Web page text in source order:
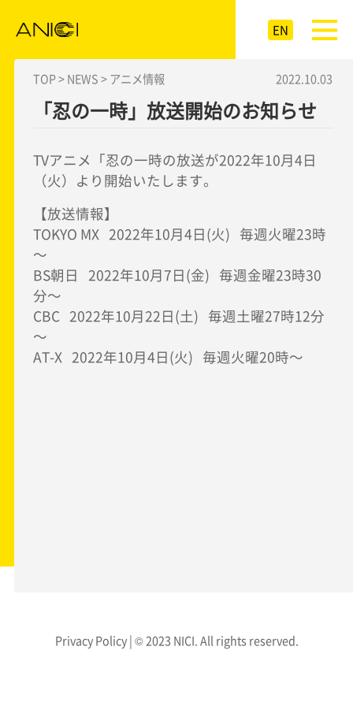
EN
TOP >NEWS >アニメ情報 2022.10.03
「忍の一時」放送開始のお知らせ
TVアニメ「忍の一時の放送が2022年10月4日
（火）より開始いたします。
【放送情報】
TOKYO MX 2022年10月4日(火) 毎週火曜23時
～
BS朝日 2022年10月7日(金) 毎週金曜23時30
分～
CBC 2022年10月22日(土) 毎週土曜27時12分
～
AT-X 2022年10月4日(火) 毎週火曜20時～
Privacy Policy | © 2023 NICI. All rights reserved.